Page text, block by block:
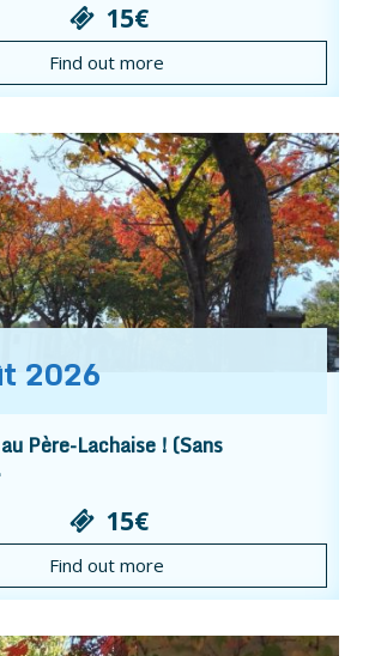
15€
Find out more
2026
Père-Lachaise ! (Sans
15€
Find out more